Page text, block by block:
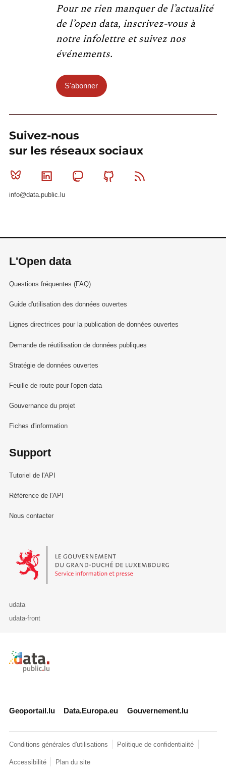
Pour ne rien manquer de l’actualité
de l’open data, inscrivez-vous à
notre infolettre et suivez nos
événements.
S'abonner
Suivez-nous
sur les réseaux sociaux
Bluesky Linkedin MastodonGithub
info@data.public.lu
L'Open data
Questions fréquentes (FAQ)
Guide d'utilisation des données ouvertes
Lignes directrices pour la publication de données ouvertes
Demande de réutilisation de données publiques
Stratégie de données ouvertes
Feuille de route pour l'open data
Gouvernance du projet
Fiches d'information
Support
Tutoriel de l'API
Référence de l'API
Nous contacter
Le Gouvernement du Grand-Duché de Luxembourg - Service
udata
udata-front
Retour à l'accueil de data.public.lu
Geoportail.lu Data.Europa.eu Gouvernement.lu
Conditions générales d'utilisations Politique de confidentialité
Accessibilité Plan du site